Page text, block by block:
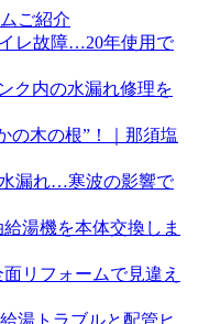
ご紹介
レ故障…20年使用で
ク内の水漏れ修理を
の木の根”！｜那須塩
漏れ…寒波の影響で
湯機を本体交換しま
リフォームで見違え
湯トラブルと配管ヒ